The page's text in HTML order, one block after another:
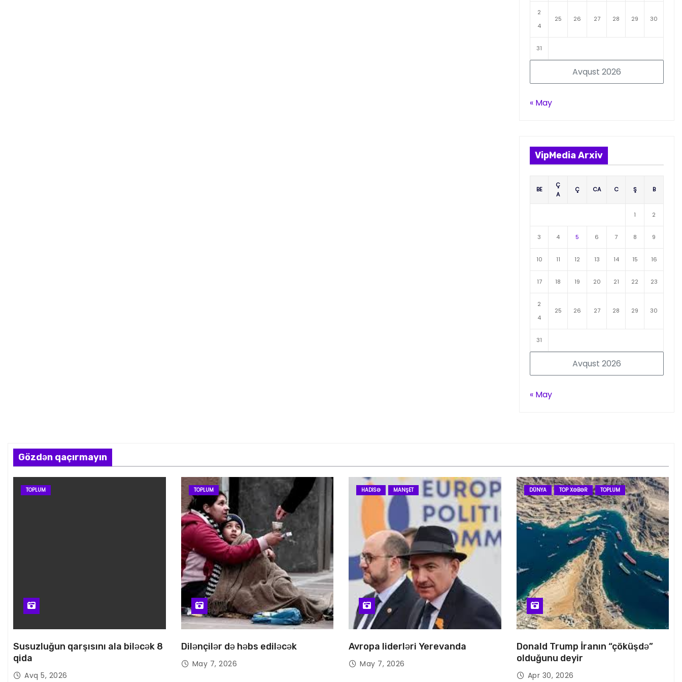
Avqust 2026
2
4
25 26 27 28 29 30
31
« May
VipMedia Arxiv
Avqust 2026
BE
Ç
A
Ç CA C Ş B
1 2
3 4 5 6 7 8 9
10 11 12 13 14 15 16
17 18 19 20 21 22 23
2
4
25 26 27 28 29 30
31
« May
Gözdən qaçırmayın
TOPLUM
Susuzluğun qarşısını ala biləcək 8
qida
Avq 5, 2026
TOPLUM
Dilənçilər də həbs ediləcək
May 7, 2026
HADISƏ MANŞET
Avropa liderləri Yerevanda
May 7, 2026
DÜNYA TOP XƏBƏR TOPLUM
Donald Trump İranın “çöküşdə”
olduğunu deyir
Apr 30, 2026